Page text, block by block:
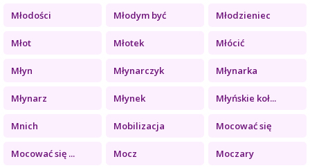
Młodości Młodym być Młodzieniec
Młot Młotek Młócić
Młyn Młynarczyk Młynarka
Młynarz Młynek Młyńskie koł...
Mnich Mobilizacja Mocować się
Mocować się ... Mocz Moczary